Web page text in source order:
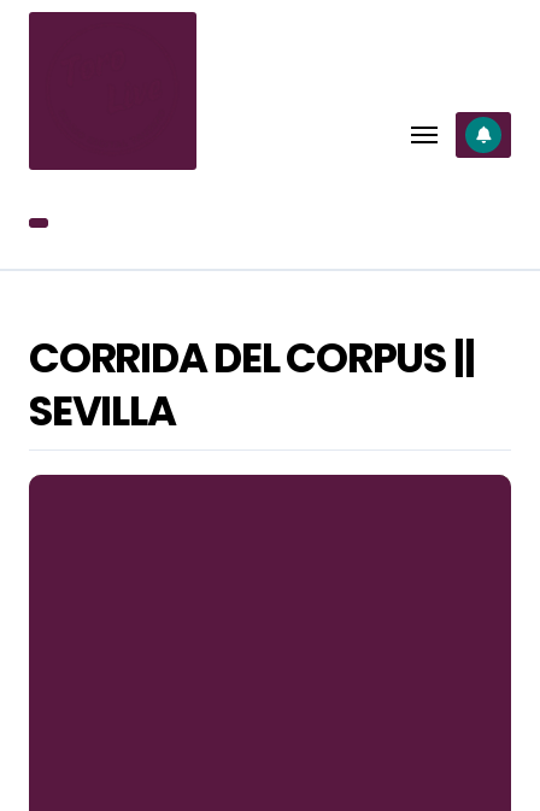
SALTAR
CORRIDA DEL CORPUS ||
SEVILLA